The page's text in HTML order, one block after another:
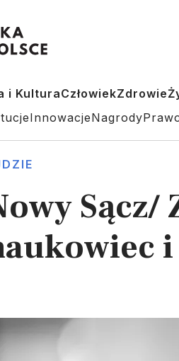
i KulturaCzłowiekZdrowie
InnowacjeNagrody
Sącz/
i